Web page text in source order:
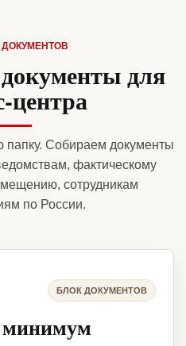
ДОКУМЕНТОВ
для
центра
Собираем документы
фактическому
сотрудникам
по России.
БЛОК ДОКУМЕНТОВ
минимум